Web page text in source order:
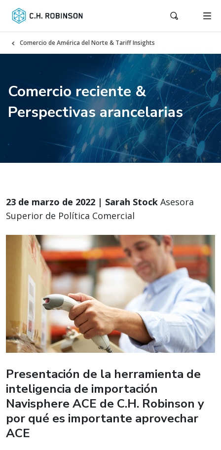
Comercio de América del Norte & Tariff Insights
Comercio reciente &
Perspectivas arancelarias
23 de marzo de 2022 | Sarah Stock Asesora
Superior de Política Comercial
Presentación de la herramienta de
inteligencia de importación
Navisphere ACE de C.H. Robinson y
por qué es importante aprovechar
ACE